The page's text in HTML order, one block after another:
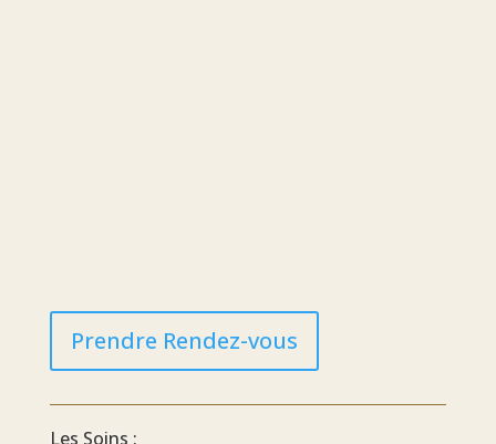
Prendre Rendez-vous
Les Soins :